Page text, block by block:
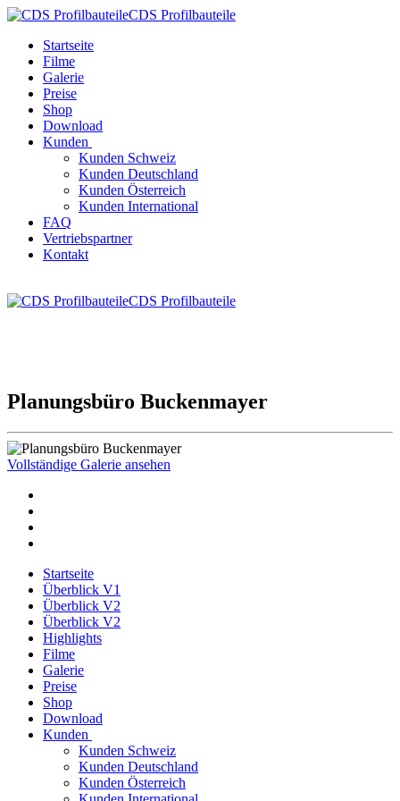
CDS Profilbauteile
Startseite
Filme
Galerie
Preise
Shop
Download
Kunden
Kunden Schweiz
Kunden Deutschland
Kunden Österreich
Kunden International
FAQ
Vertriebspartner
Kontakt
CDS Profilbauteile
Planungsbüro Buckenmayer
Vollständige Galerie ansehen
Startseite
Überblick V1
Überblick V2
Überblick V2
Highlights
Filme
Galerie
Preise
Shop
Download
Kunden
Kunden Schweiz
Kunden Deutschland
Kunden Österreich